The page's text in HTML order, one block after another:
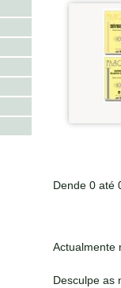
Dende 0 até
Actualmente
Desculpe as